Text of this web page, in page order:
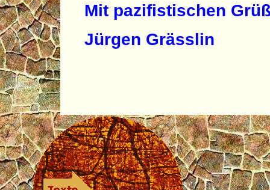
Mit pazifistischen
Jürgen Grässlin